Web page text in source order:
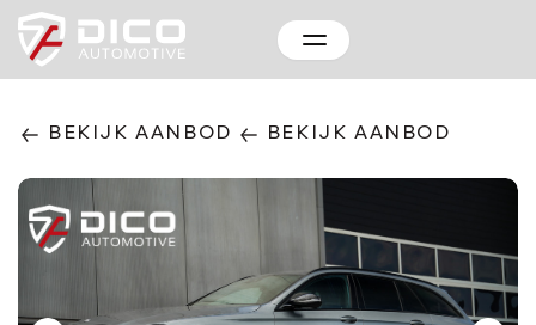
BEKIJK AANBOD BEKIJK AANBOD